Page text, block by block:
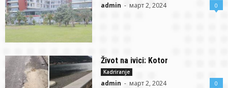
admin - март 2, 2024 0
Život na ivici: Kotor
Kadriranje
admin - март 2, 2024 0